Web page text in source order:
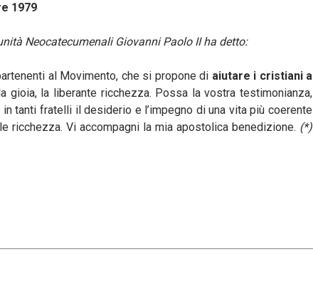
1979
Neocatecumenali Giovanni Paolo II ha detto:
al Movimento, che si propone di aiutare i cristiani a
gioia, la liberante ricchezza. Possa la vostra testimonianza,
tanti fratelli il desiderio e l’impegno di una vita più coerente
Vi accompagni la mia apostolica benedizione. (*)